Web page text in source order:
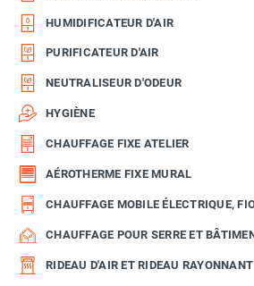
HUMIDIFICATEUR D'AIR
PURIFICATEUR D'AIR
NEUTRALISEUR D'ODEUR
HYGIÈNE
CHAUFFAGE FIXE ATELIER
AÉROTHERME FIXE MURAL
CHAUFFAGE MOBILE ÉLECTRIQUE,
CHAUFFAGE POUR SERRE ET
RIDEAU D'AIR ET RIDEAU RAYONNANT